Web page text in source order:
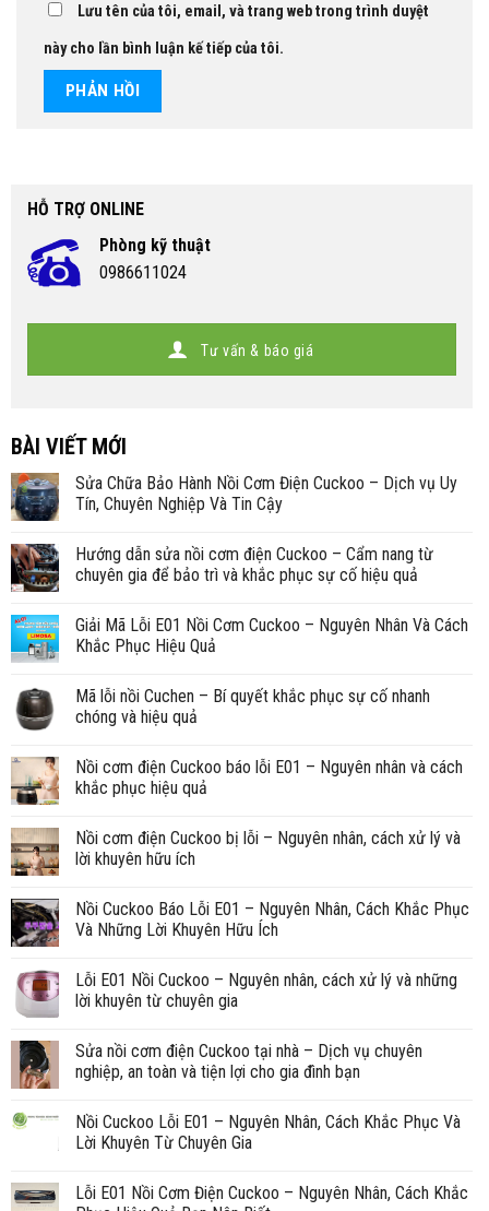
Lưu tên của tôi, email, và trang web trong trình duyệt
này cho lần bình luận kế tiếp của tôi.
HỖ TRỢ ONLINE
Phòng kỹ thuật
0986611024
Tư vấn & báo giá
BÀI VIẾT MỚI
Sửa Chữa Bảo Hành Nồi Cơm Điện Cuckoo – Dịch vụ Uy
Tín, Chuyên Nghiệp Và Tin Cậy
Hướng dẫn sửa nồi cơm điện Cuckoo – Cẩm nang từ
chuyên gia để bảo trì và khắc phục sự cố hiệu quả
Giải Mã Lỗi E01 Nồi Cơm Cuckoo – Nguyên Nhân Và Cách
Khắc Phục Hiệu Quả
Mã lỗi nồi Cuchen – Bí quyết khắc phục sự cố nhanh
chóng và hiệu quả
Nồi cơm điện Cuckoo báo lỗi E01 – Nguyên nhân và cách
khắc phục hiệu quả
Nồi cơm điện Cuckoo bị lỗi – Nguyên nhân, cách xử lý và
lời khuyên hữu ích
Nồi Cuckoo Báo Lỗi E01 – Nguyên Nhân, Cách Khắc Phục
Và Những Lời Khuyên Hữu Ích
Lỗi E01 Nồi Cuckoo – Nguyên nhân, cách xử lý và những
lời khuyên từ chuyên gia
Sửa nồi cơm điện Cuckoo tại nhà – Dịch vụ chuyên
nghiệp, an toàn và tiện lợi cho gia đình bạn
Nồi Cuckoo Lỗi E01 – Nguyên Nhân, Cách Khắc Phục Và
Lời Khuyên Từ Chuyên Gia
Lỗi E01 Nồi Cơm Điện Cuckoo – Nguyên Nhân, Cách Khắc